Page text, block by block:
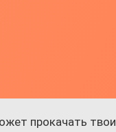
прокачать твои